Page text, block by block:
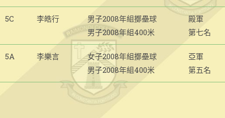
5C 李皓行
男子2008年組擲壘球
男子2008年組400米
殿軍
第七名
5A 李樂言
女子2008年組擲壘球
男子2008年組400米
亞軍
第五名